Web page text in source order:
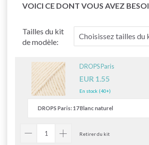
VOICI CE DONT VOUS AVEZ
Tailles du kit
de modèle:
DROPS Paris
EUR 1.55
En stock (40+)
Retirer du kit